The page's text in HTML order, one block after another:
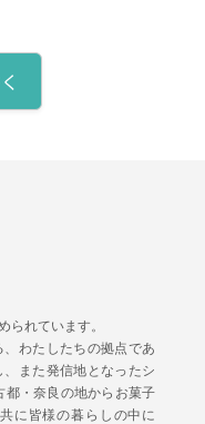
られています。
わたしたちの拠点であ
また発信地となったシ
都・奈良の地からお菓子
に皆様の暮らしの中に